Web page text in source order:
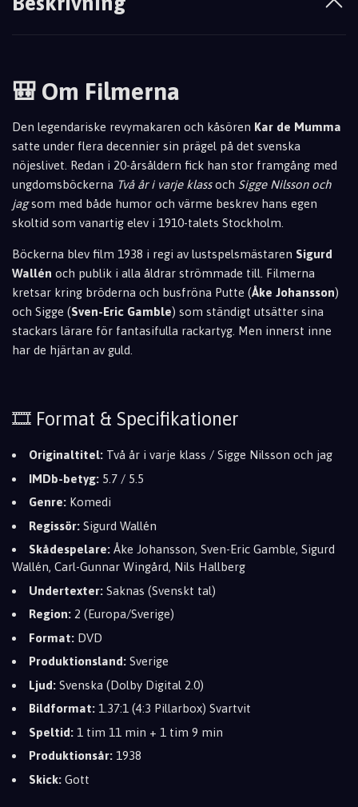
🎒 Om Filmerna
Den legendariske revymakaren och kåsören Kar de Mumma
satte under flera decennier sin prägel på det svenska
nöjeslivet. Redan i 20-årsåldern fick han stor framgång med
ungdomsböckerna Två år i varje klassoch Sigge Nilsson och
jagsom med både humor och värme beskrev hans egen
skoltid som vanartig elev i 1910-talets Stockholm.
Böckerna blev film 1938 i regi av lustspelsmästaren Sigurd
Wallén och publik i alla åldrar strömmade till. Filmerna
kretsar kring bröderna och busfröna Putte (Åke Johansson)
och Sigge (Sven-Eric Gamble) som ständigt utsätter sina
stackars lärare för fantasifulla rackartyg. Men innerst inne
har de hjärtan av guld.
🎞️ Format & Specifikationer
Originaltitel: Två år i varje klass / Sigge Nilsson och jag
IMDb-betyg: 5.7 / 5.5
Genre: Komedi
Regissör: Sigurd Wallén
Skådespelare: Åke Johansson, Sven-Eric Gamble, Sigurd
Wallén, Carl-Gunnar Wingård, Nils Hallberg
Undertexter: Saknas (Svenskt tal)
Region: 2 (Europa/Sverige)
Format: DVD
Produktionsland: Sverige
Ljud: Svenska (Dolby Digital 2.0)
Bildformat: 1.37:1 (4:3 Pillarbox) Svartvit
Speltid: 1 tim 11 min + 1 tim 9 min
Produktionsår: 1938
Skick: Gott